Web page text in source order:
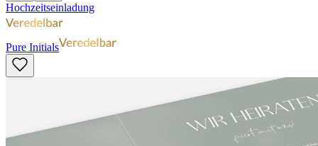
Hochzeitseinladung
Pure Initials